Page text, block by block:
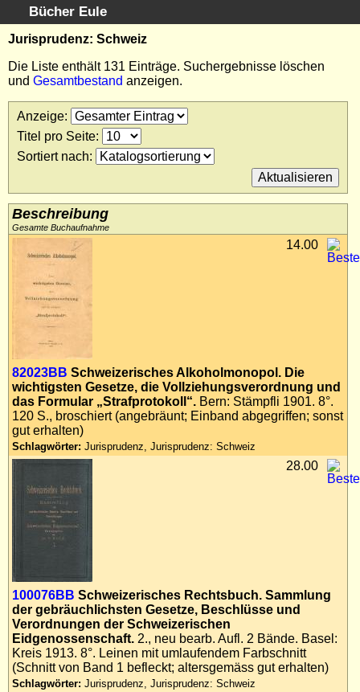
Bücher Eule
Schnellsuche
Startseite
Erweiterte Suche
Kundenservice
Kontakt
Kategorien
Kataloge
Warenkorb
Allgemeine Geschäftsbedingungen
Wir über uns
Newsletter kostenlos abonnieren
Impressum
Datenschutz
Jurisprudenz: Schweiz
Die Liste enthält 131 Einträge. Suchergebnisse löschen
und Gesamtbestand anzeigen.
Anzeige:
Titel pro Seite:
Sortiert nach:
Beschreibung
Gesamte Buchaufnahme
82023BB Schweizerisches Alkoholmonopol. Die
wichtigsten Gesetze, die Vollziehungsverordnung und
das Formular „Strafprotokoll“. Bern: Stämpfli 1901. 8°.
120 S., broschiert (angebräunt; Einband abgegriffen; sonst
gut erhalten)
Schlagwörter: Jurisprudenz, Jurisprudenz: Schweiz
14.00
100076BB Schweizerisches Rechtsbuch. Sammlung
der gebräuchlichsten Gesetze, Beschlüsse und
Verordnungen der Schweizerischen
Eidgenossenschaft. 2., neu bearb. Aufl. 2 Bände. Basel:
Kreis 1913. 8°. Leinen mit umlaufendem Farbschnitt
(Schnitt von Band 1 befleckt; altersgemäss gut erhalten)
Schlagwörter: Jurisprudenz, Jurisprudenz: Schweiz
28.00